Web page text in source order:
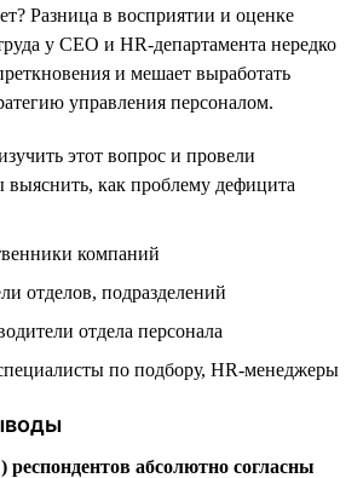
Разница в восприятии и оценке
у CEO и HR-департамента нередко
и мешает выработать
управления персоналом.
этот вопрос и провели
выяснить, как проблему дефицита
компаний
отделов, подразделений
отдела персонала
по подбору, HR-менеджеры
абсолютно согласны